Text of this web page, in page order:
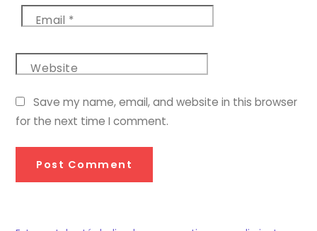
Email *
Website
Save my name, email, and website in this browser
for the next time I comment.